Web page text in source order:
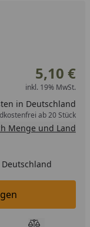
eins erhöhen
5,10 €
inkl. 19% MwSt.
in Deutschland
ab 20 Stück
Menge und Land
legen